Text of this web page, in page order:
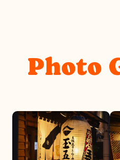
Photo